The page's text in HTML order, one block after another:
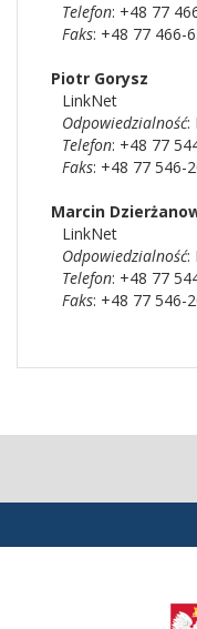
Telefon: +48 77
Faks: +48 77 466-
Piotr Gorysz
LinkNet
Odpowiedzialność:
Telefon: +48 77
Faks: +48 77 546-
Marcin
LinkNet
Odpowiedzialność:
Telefon: +48 77
Faks: +48 77 546-